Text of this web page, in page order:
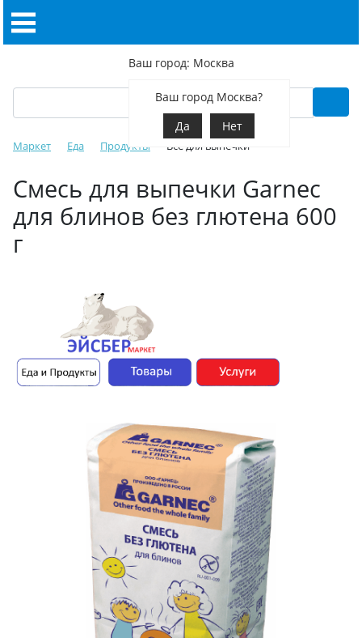
Ваш город: Москва
Ваш город Москва?
Да
Нет
Маркет Еда Продукты Все для выпечки
Смесь для выпечки Garnec
для блинов без глютена 600
г